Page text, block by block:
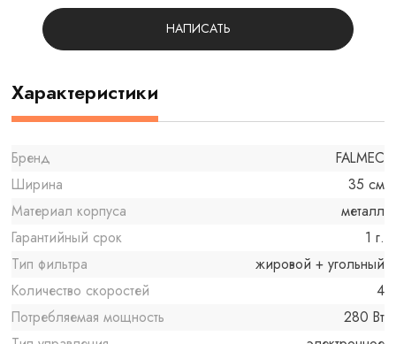
НАПИСАТЬ
Характеристики
Бренд
FALMEC
Ширина
35 см
Материал корпуса
металл
Гарантийный срок
1 г.
Тип фильтра
жировой + угольный
Количество скоростей
4
Потребляемая мощность
280 Вт